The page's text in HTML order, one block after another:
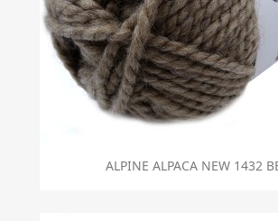
ALPINE ALPACA NEW 1432